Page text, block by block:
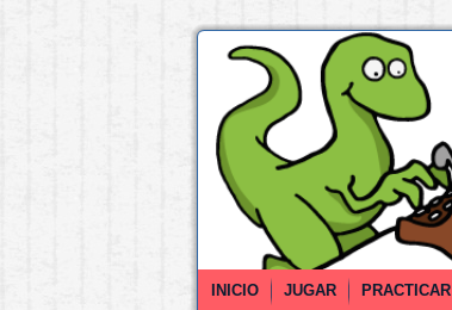
INICIO JUGAR PRACTICAR